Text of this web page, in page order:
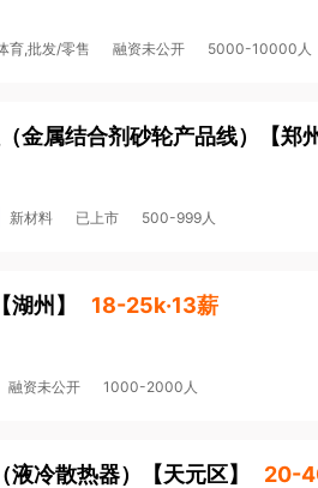
育,批发/零售 融资未公开 5000-10000人
金属结合剂砂轮产品线） 【郑
新材料 已上市 500-999人
【湖州 】 18-25k·13薪
融资未公开 1000-2000人
冷散热器） 【天元区】 20-